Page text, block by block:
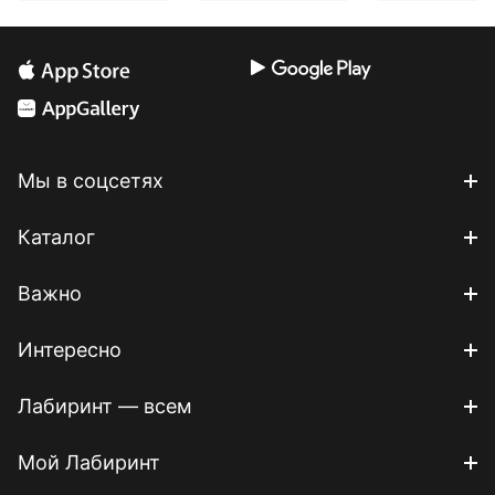
Мы в соцсетях
Каталог
Важно
Интересно
Лабиринт — всем
Мой Лабиринт